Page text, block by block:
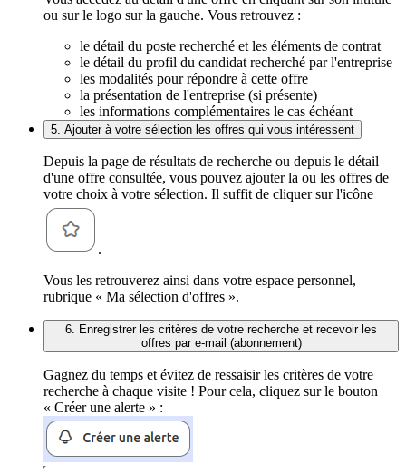
ou sur le logo sur la gauche. Vous retrouvez :
le détail du poste recherché et les éléments de contrat
le détail du profil du candidat recherché par l'entreprise
les modalités pour répondre à cette offre
la présentation de l'entreprise (si présente)
les informations complémentaires le cas échéant
5. Ajouter à votre sélection les offres qui vous intéressent
Depuis la page de résultats de recherche ou depuis le détail
d'une offre consultée, vous pouvez ajouter la ou les offres de
votre choix à votre sélection. Il suffit de cliquer sur l'icône
.
Vous les retrouverez ainsi dans votre espace personnel,
rubrique « Ma sélection d'offres ».
6. Enregistrer les critères de votre recherche et recevoir les
offres par e-mail (abonnement)
Gagnez du temps et évitez de ressaisir les critères de votre
recherche à chaque visite ! Pour cela, cliquez sur le bouton
« Créer une alerte » :